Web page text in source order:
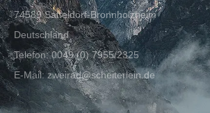
74589 Satteldorf-Bronnholzheim
Deutschland
Telefon: 0049 (0) 7955/2325
E-Mail: zweirad@scheiterlein.de